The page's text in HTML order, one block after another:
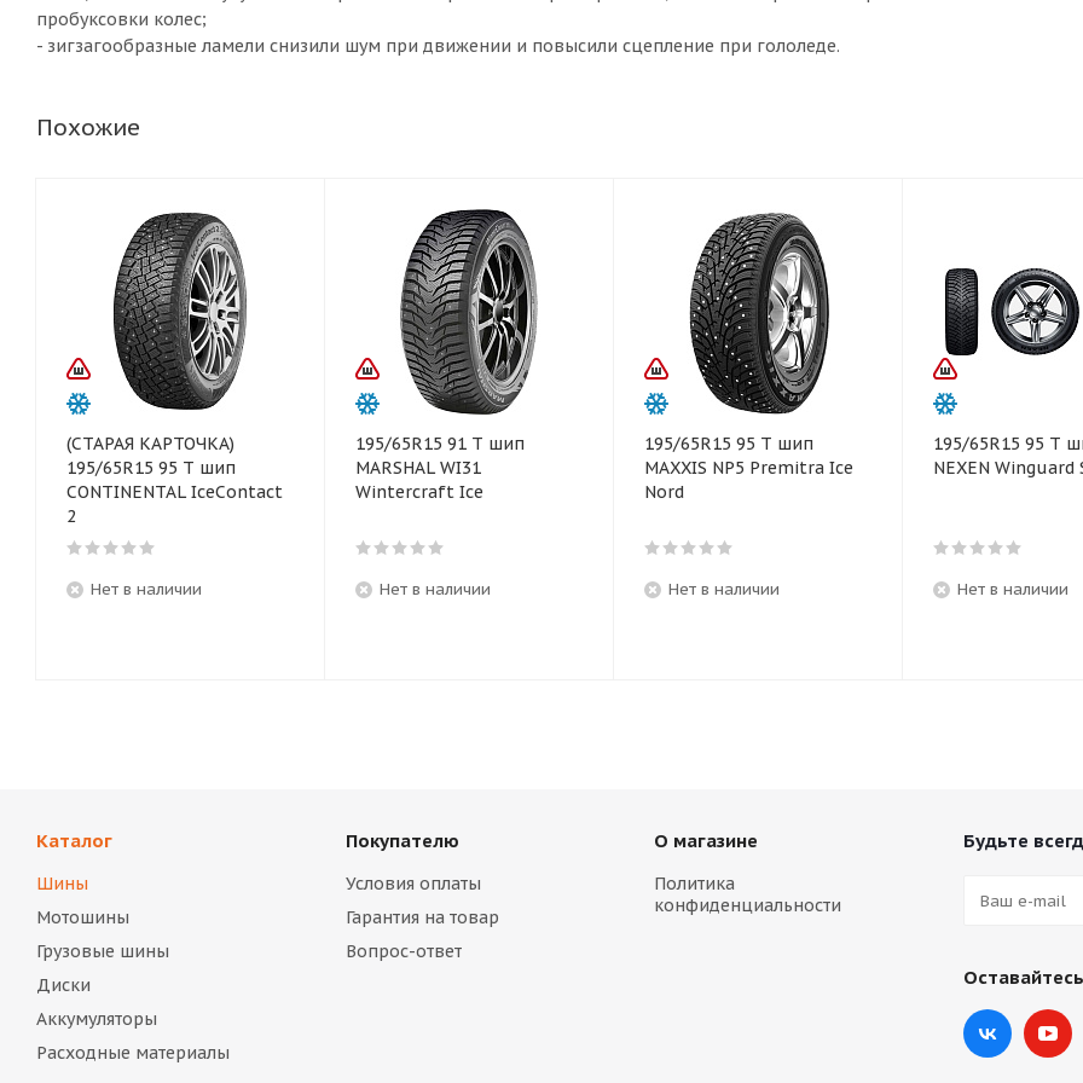
пробуксовки колес;
- зигзагообразные ламели снизили шум при движении и повысили сцепление при гололеде.
Похожие
(СТАРАЯ КАРТОЧКА)
195/65R15 95 T шип
CONTINENTAL IceContact
2
Нет в наличии
195/65R15 91 T шип
MARSHAL WI31
Wintercraft Ice
Нет в наличии
195/65R15 95 T шип
MAXXIS NP5 Premitra Ice
Nord
Нет в наличии
195/65R15 95 T
NEXEN Winguard
Нет в наличии
Каталог
Шины
Мотошины
Грузовые шины
Диски
Аккумуляторы
Расходные материалы
Покупателю
Условия оплаты
Гарантия на товар
Вопрос-ответ
О магазине
Политика
конфиденциальности
Будьте